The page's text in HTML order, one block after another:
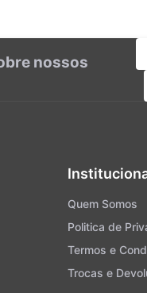
nossos
Quem Somos
Politica de
Termos e
Trocas e